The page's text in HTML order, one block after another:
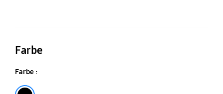
Farbe
Farbe :